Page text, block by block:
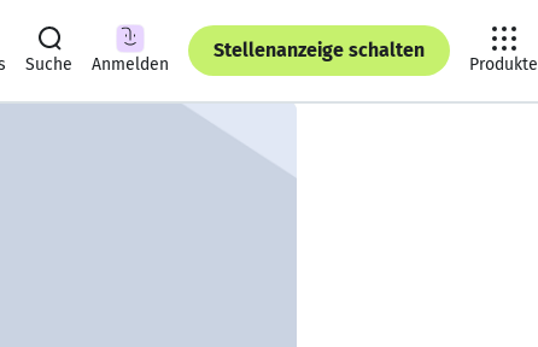
Suche Anmelden
Stellenanzeige schalten
Produkte